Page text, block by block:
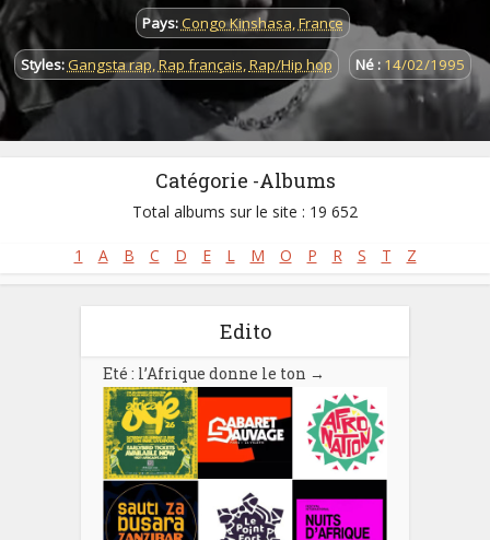
Pays:Congo Kinshasa,France
Styles:Gangsta rap,Rap français,Rap/Hip hop Né : 14/02/1995
Catégorie -Albums
Total albums sur le site : 19 652
1 A B C D E L M O P R S T Z
Edito
Eté : l’Afrique donne le ton →